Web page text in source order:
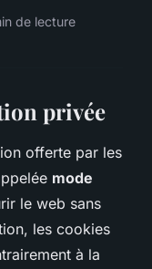
de lecture
privée
offerte par les
mode
le web sans
les cookies
à la